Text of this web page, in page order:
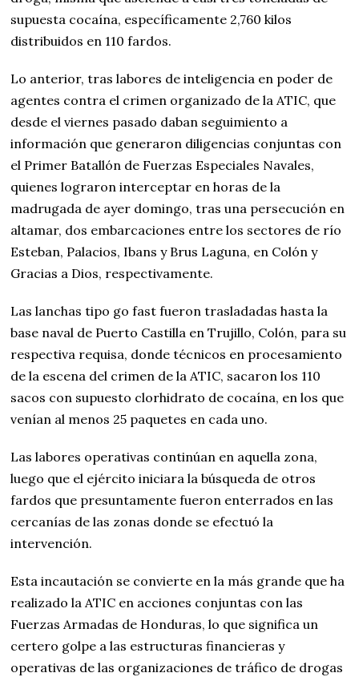
supuesta cocaína, específicamente 2,760 kilos
distribuidos en 110 fardos.
Lo anterior, tras labores de inteligencia en poder de
agentes contra el crimen organizado de la ATIC, que
desde el viernes pasado daban seguimiento a
información que generaron diligencias conjuntas con
el Primer Batallón de Fuerzas Especiales Navales,
quienes lograron interceptar en horas de la
madrugada de ayer domingo, tras una persecución en
altamar, dos embarcaciones entre los sectores de río
Esteban, Palacios, Ibans y Brus Laguna, en Colón y
Gracias a Dios, respectivamente.
Las lanchas tipo go fast fueron trasladadas hasta la
base naval de Puerto Castilla en Trujillo, Colón, para su
respectiva requisa, donde técnicos en procesamiento
de la escena del crimen de la ATIC, sacaron los 110
sacos con supuesto clorhidrato de cocaína, en los que
venían al menos 25 paquetes en cada uno.
Las labores operativas continúan en aquella zona,
luego que el ejército iniciara la búsqueda de otros
fardos que presuntamente fueron enterrados en las
cercanías de las zonas donde se efectuó la
intervención.
Esta incautación se convierte en la más grande que ha
realizado la ATIC en acciones conjuntas con las
Fuerzas Armadas de Honduras, lo que significa un
certero golpe a las estructuras financieras y
operativas de las organizaciones de tráfico de drogas